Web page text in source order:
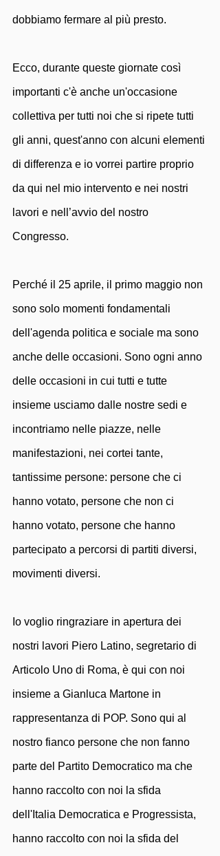
dobbiamo fermare al più presto.
Ecco, durante queste giornate così
importanti c'è anche un'occasione
collettiva per tutti noi che si ripete tutti
gli anni, quest'anno con alcuni elementi
di differenza e io vorrei partire proprio
da qui nel mio intervento e nei nostri
lavori e nell’avvio del nostro
Congresso.
Perché il 25 aprile, il primo maggio non
sono solo momenti fondamentali
dell'agenda politica e sociale ma sono
anche delle occasioni. Sono ogni anno
delle occasioni in cui tutti e tutte
insieme usciamo dalle nostre sedi e
incontriamo nelle piazze, nelle
manifestazioni, nei cortei tante,
tantissime persone: persone che ci
hanno votato, persone che non ci
hanno votato, persone che hanno
partecipato a percorsi di partiti diversi,
movimenti diversi.
Io voglio ringraziare in apertura dei
nostri lavori Piero Latino, segretario di
Articolo Uno di Roma, è qui con noi
insieme a Gianluca Martone in
rappresentanza di POP. Sono qui al
nostro fianco persone che non fanno
parte del Partito Democratico ma che
hanno raccolto con noi la sfida
dell'Italia Democratica e Progressista,
hanno raccolto con noi la sfida del